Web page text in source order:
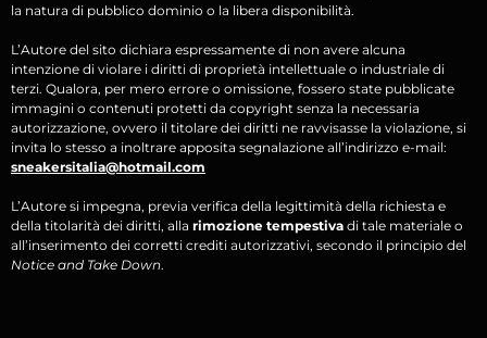
la natura di pubblico dominio o la libera disponibilità.
L’Autore del sito dichiara espressamente di non avere alcuna
intenzione di violare i diritti di proprietà intellettuale o industriale di
terzi. Qualora, per mero errore o omissione, fossero state pubblicate
immagini o contenuti protetti da copyright senza la necessaria
autorizzazione, ovvero il titolare dei diritti ne ravvisasse la violazione, si
invita lo stesso a inoltrare apposita segnalazione all’indirizzo e-mail:
sneakersitalia@hotmail.com
L’Autore si impegna, previa verifica della legittimità della richiesta e
della titolarità dei diritti, alla rimozione tempestiva di tale materiale o
all’inserimento dei corretti crediti autorizzativi, secondo il principio del
Notice and Take Down.